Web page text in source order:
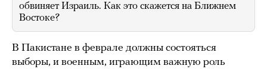
обвиняет Израиль. Как это скажется на Ближнем
Востоке?
В Пакистане в феврале должны состояться
выборы, и военным, играющим важную роль